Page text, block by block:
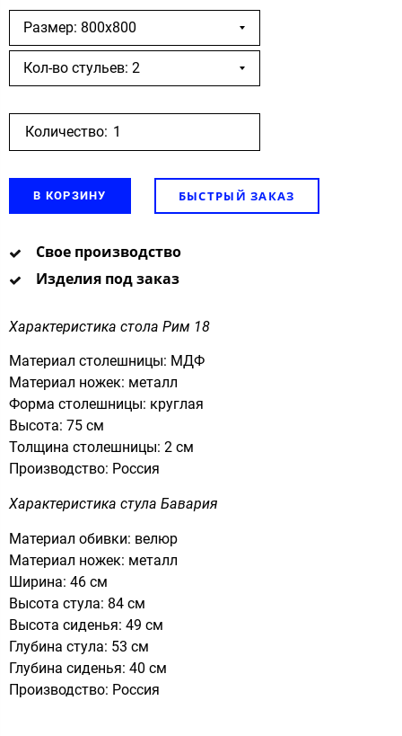
Размер: 800х800
Кол-во стульев: 2
Количество:
В КОРЗИНУ БЫСТРЫЙ ЗАКАЗ
Свое производство
Изделия под заказ
Характеристика стола Рим 18
Материал столешницы: МДФ
Материал ножек: металл
Форма столешницы: круглая
Высота: 75 см
Толщина столешницы: 2 см
Производство: Россия
Характеристика стула Бавария
Материал обивки: велюр
Материал ножек: металл
Ширина: 46 см
Высота стула: 84 см
Высота сиденья: 49 см
Глубина стула: 53 см
Глубина сиденья: 40 см
Производство: Россия